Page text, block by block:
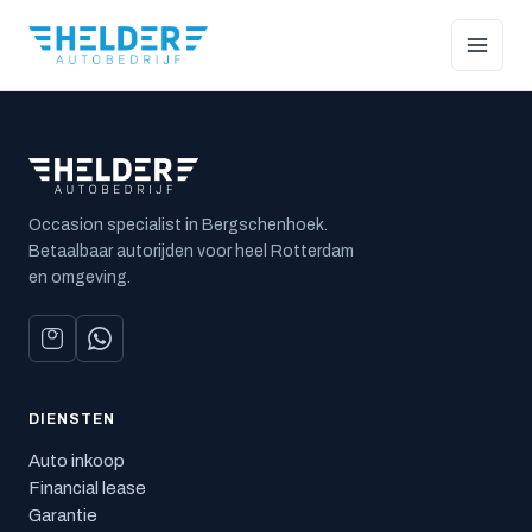
Occasion specialist in Bergschenhoek.
Betaalbaar autorijden voor heel Rotterdam
en omgeving.
DIENSTEN
Auto inkoop
Financial lease
Garantie